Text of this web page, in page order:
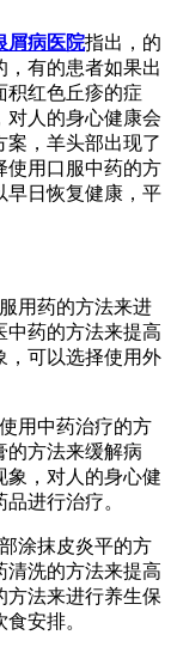
屑病医院指出，的
，有的患者如果出
积红色丘疹的症
对人的身心健康会
案，羊头部出现了
使用口服中药的方
早日恢复健康，平
用药的方法来进
中药的方法来提高
，可以选择使用外
用中药治疗的方
的方法来缓解病
象，对人的身心健
进行治疗。
涂抹皮炎平的方
清洗的方法来提高
方法来进行养生保
安排。